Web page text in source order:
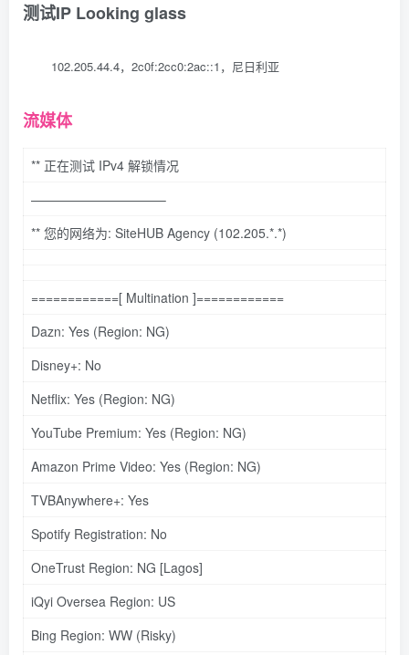
测试IP Looking glass
102.205.44.4，2c0f:2cc0:2ac::1，尼日利亚
流媒体
** 正在测试 IPv4 解锁情况
——————————–
** 您的网络为: SiteHUB Agency (102.205.*.*)
============[ Multination ]============
Dazn: Yes (Region: NG)
Disney+: No
Netflix: Yes (Region: NG)
YouTube Premium: Yes (Region: NG)
Amazon Prime Video: Yes (Region: NG)
TVBAnywhere+: Yes
Spotify Registration: No
OneTrust Region: NG [Lagos]
iQyi Oversea Region: US
Bing Region: WW (Risky)